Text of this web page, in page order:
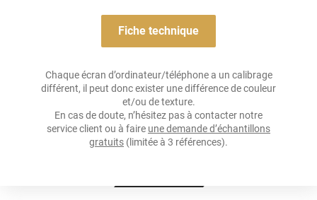
180 µ
+10°C à +35°C
Température D'utilisation
-40°C à +90°C
Type De Pose
Fiche technique
Chaque écran d’ordinateur/téléphone a un calibrage
différent, il peut donc exister une différence de couleur
et/ou de texture.
En cas de doute, n’hésitez pas à contacter notre
service client ou à faire une demande d’échantillons
gratuits (limitée à 3 références).